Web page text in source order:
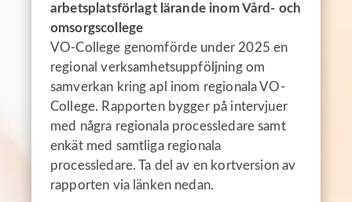
arbetsplatsförlagt lärande inom Vård- och
omsorgscollege
VO-College genomförde under 2025 en
regional verksamhetsuppföljning om
samverkan kring apl inom regionala VO-
College. Rapporten bygger på intervjuer
med några regionala processledare samt
enkät med samtliga regionala
processledare. Ta del av en kortversion av
rapporten via länken nedan.